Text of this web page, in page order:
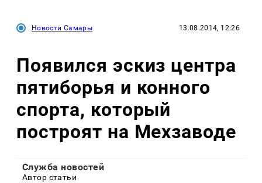
Новости Самары 13.08.2014, 12:26
Появился эскиз центра
пятиборья и конного
спорта, который
построят на Мехзаводе
Служба новостей
Автор статьи